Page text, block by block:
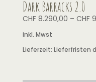
Dark Barracks 2.0
CHF8.290,00 – CHF
inkl. Mwst
Lieferzeit: Lieferfristen